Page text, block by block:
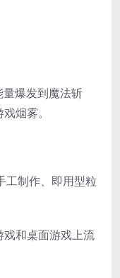
爆发到魔法斩
烟雾。
工制作、即用型粒
戏和桌面游戏上流